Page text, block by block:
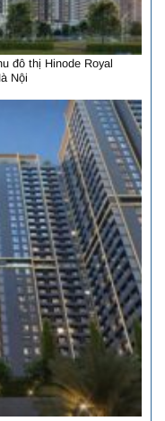
đô thị Hinode Royal
Nội